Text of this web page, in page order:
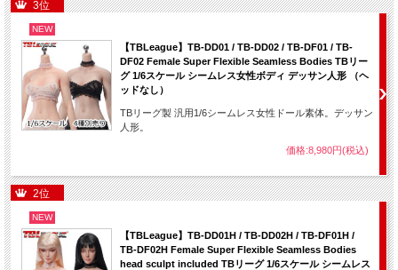
3位
NEW
【TBLeague】TB-DD01 / TB-DD02 / TB-DF01 / TB-
DF02 Female Super Flexible Seamless Bodies TBリー
グ 1/6スケール シームレス女性ボディ デッサン人形 （ヘ
ッドなし）
TBリーグ製 汎用1/6シームレス女性ドール素体。デッサン
人形。
価格:8,980円(税込)
2位
NEW
【TBLeague】TB-DD01H / TB-DD02H / TB-DF01H /
TB-DF02H Female Super Flexible Seamless Bodies
head sculpt included TBリーグ 1/6スケール シームレス